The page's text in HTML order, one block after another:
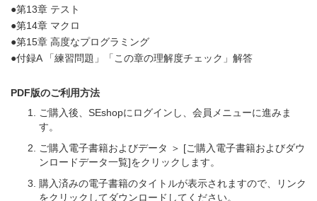
●第13章 テスト
●第14章 マクロ
●第15章 高度なプログラミング
●付録A 「練習問題」「この章の理解度チェック」解答
PDF版のご利用方法
ご購入後、SEshopにログインし、会員メニューに進みま
す。
ご購入電子書籍およびデータ ＞ [ご購入電子書籍およびダウ
ンロードデータ一覧]をクリックします。
購入済みの電子書籍のタイトルが表示されますので、リンク
をクリックしてダウンロードしてください。